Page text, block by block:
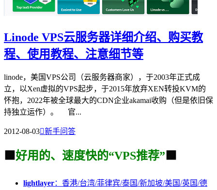
Linode VPS云服务器详细介绍、购买教
程、使用教程、注意细节等
linode，美国VPS公司（云服务器商家），于2003年正式成
立，以Xen虚拟的VPS起步，于2015年放弃XEN转投KVM的
怀抱，2022年被全球最大的CDN企业akamai收购（但是依旧保
持独立运作）。 官...
2012-08-03新手问答
🟩 好用的、速度快的“VPS推荐” 🟩
lightlayer：香港/台湾/菲律宾/泰国/新加坡/美国/英国/德